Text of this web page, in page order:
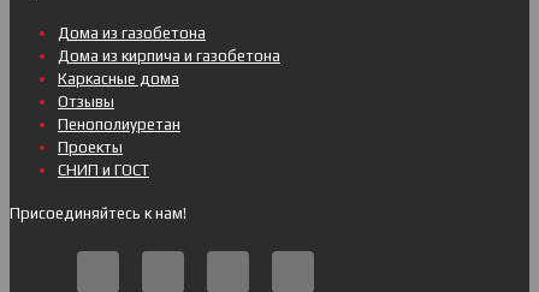
Дома из газобетона
Дома из кирпича и газобетона
Каркасные дома
Отзывы
Пенополиуретан
Проекты
СНИП и ГОСТ
Присоединяйтесь к нам!